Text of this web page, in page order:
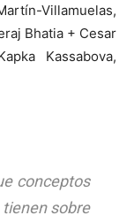
Villamuelas,
Bhatia + Cesar
Kassabova,
conceptos
sobre